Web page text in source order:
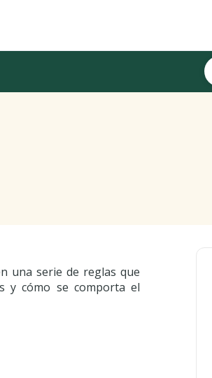
una serie de reglas que
y cómo se comporta el